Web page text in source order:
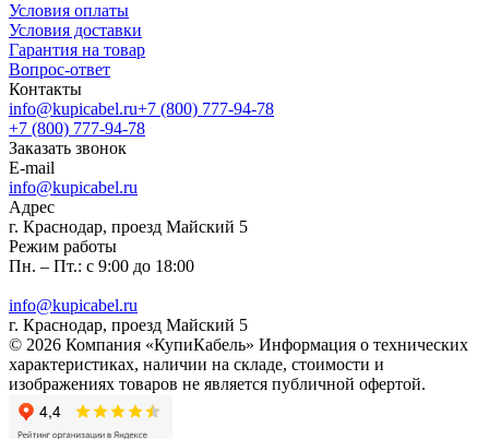
Условия оплаты
Условия доставки
Гарантия на товар
Вопрос-ответ
Контакты
info@kupicabel.ru+7 (800) 777-94-78
+7 (800) 777-94-78
Заказать звонок
E-mail
info@kupicabel.ru
Адрес
г. Краснодар, проезд Майский 5
Режим работы
Пн. – Пт.: с 9:00 до 18:00
info@kupicabel.ru
г. Краснодар, проезд Майский 5
© 2026 Компания «КупиКабель» Информация о технических
характеристиках, наличии на складе, стоимости и
изображениях товаров не является публичной офертой.